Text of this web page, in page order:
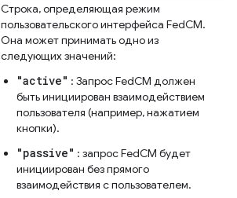
Строка, определяющая режим
пользовательского интерфейса FedCM.
Она может принимать одно из
следующих значений:
"active" : Запрос FedCM должен
быть инициирован взаимодействием
пользователя (например, нажатием
кнопки).
"passive" : запрос FedCM будет
инициирован без прямого
взаимодействия с пользователем.